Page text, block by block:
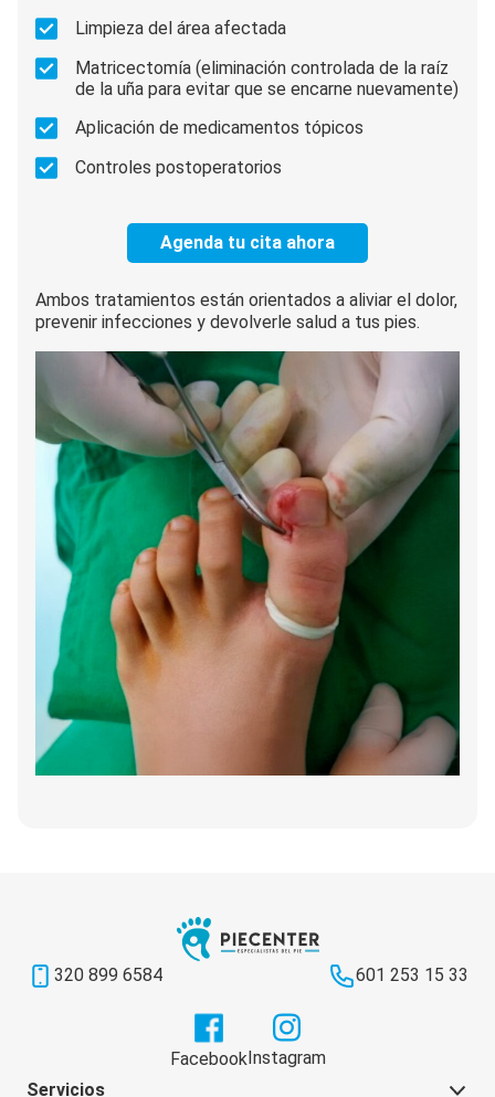
Limpieza del área afectada
Matricectomía (eliminación controlada de la raíz
de la uña para evitar que se encarne nuevamente)
Aplicación de medicamentos tópicos
Controles postoperatorios
Agenda tu cita ahora
Ambos tratamientos están orientados a aliviar el dolor,
prevenir infecciones y devolverle salud a tus pies.
320 899 6584 601 253 15 33
Facebook Instagram
Servicios